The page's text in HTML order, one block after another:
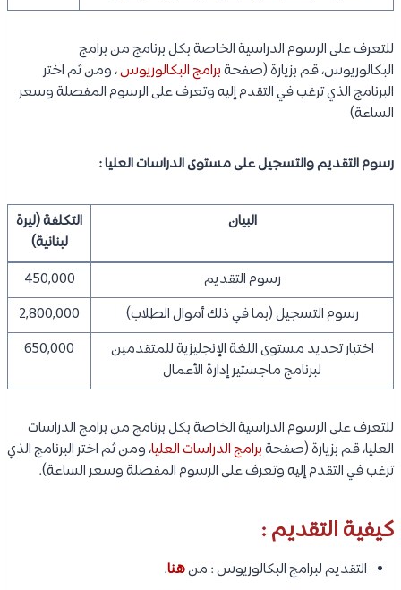
للتعرف على الرسوم الدراسية الخاصة بكل برنامج من برامج
البكالوريوس، قم بزيارة (صفحةبرامج البكالوريوس، ومن ثم اختر
البرنامج الذي ترغب في التقدم إليه وتعرف على الرسوم المفصلة وسعر
الساعة)
رسوم التقديم والتسجيل على مستوى الدراسات العليا :
البيان
التكلفة (ليرة
لبنانية)
رسوم التقديم
450,000
رسوم التسجيل (بما في ذلك أموال الطلاب)
2,800,000
اختبار تحديد مستوى اللغة الإنجليزية للمتقدمين
لبرنامج ماجستير إدارة الأعمال
650,000
للتعرف على الرسوم الدراسية الخاصة بكل برنامج من برامج الدراسات
العليا، قم بزيارة (صفحةبرامج الدراسات العليا، ومن ثم اختر البرنامج الذي
ترغب في التقدم إليه وتعرف على الرسوم المفصلة وسعر الساعة).
كيفية التقديم :
التقديم لبرامج البكالوريوس : منهنا.